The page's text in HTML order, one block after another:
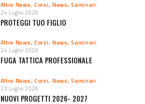
Altre News,Corsi, News,Seminari
24 Luglio 2026
PROTEGGI TUO FIGLIO
Altre News,Corsi, News,Seminari
24 Luglio 2026
FUGA TATTICA PROFESSIONALE
Altre News,Corsi, News,Seminari
23 Luglio 2026
NUOVI PROGETTI 2026- 2027